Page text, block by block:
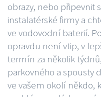
obrazy, nebo připevnit
instalatérské firmy a
ve vodovodní baterií.
opravdu není vtip, v
termín za několik
parkovného a spousty
ve vašem okolí někdo,